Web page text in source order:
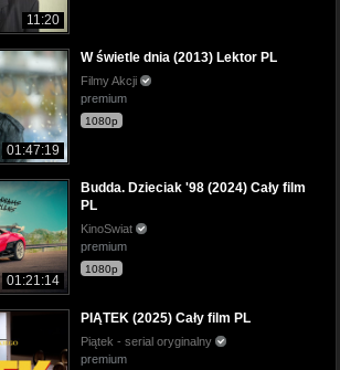
11:20
01:47:19
W świetle dnia (2013) Lektor PL
Filmy Akcji
premium
1080p
01:21:14
Budda. Dzieciak '98 (2024) Cały film
PL
KinoSwiat
premium
1080p
PIĄTEK (2025) Cały film PL
Piątek - serial oryginalny
premium